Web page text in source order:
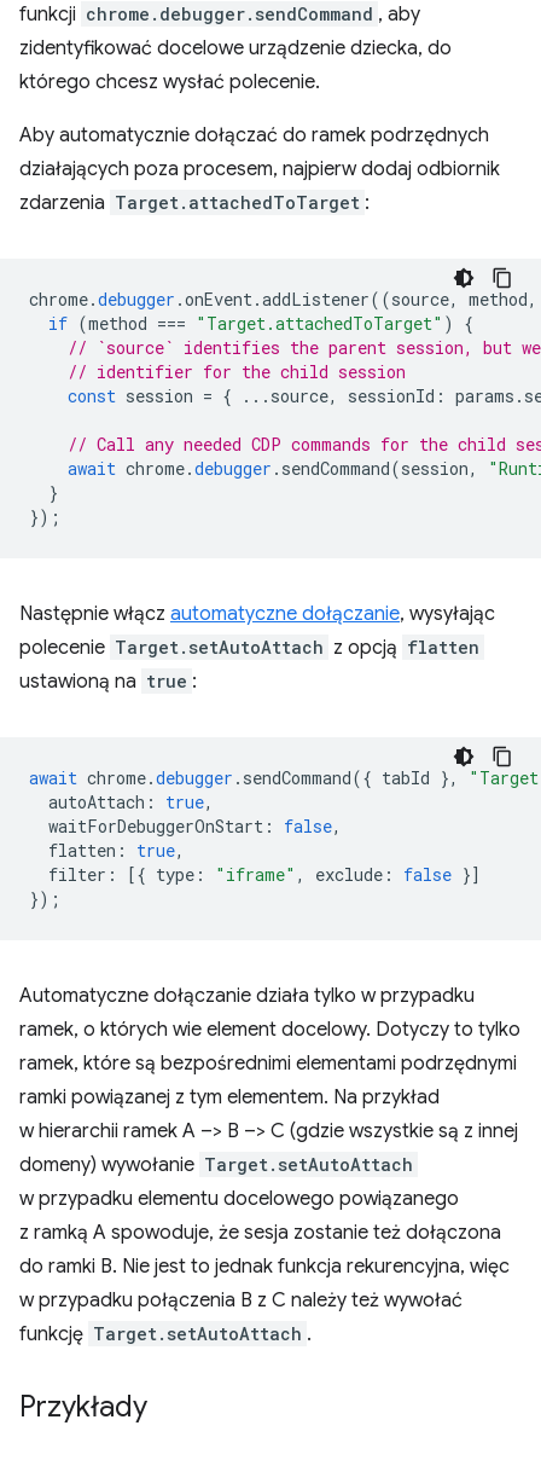
funkcji chrome.debugger.sendCommand , aby
zidentyfikować docelowe urządzenie dziecka, do
którego chcesz wysłać polecenie.
Aby automatycznie dołączać do ramek podrzędnych
działających poza procesem, najpierw dodaj odbiornik
zdarzenia Target.attachedToTarget :
chrome.debugger .onEvent.addListener((source, method,
if (method === "Target.attachedToTarget" )
{
// `source` identifies the parent session, but we
// identifier for the child session
const session = { ... source, sessionId : params .
// Call any needed CDP commands for the child
await chrome.debugger . sendCommand(session,
}
});
Następnie włącz automatyczne dołączanie, wysyłając
polecenie Target.setAutoAttach z opcją flatten
ustawioną na true :
await chrome.debugger . sendCommand({ tabId },
autoAttach : true,
waitForDebuggerOnStart : false,
flatten : true,
filter : [{ type : "iframe" , exclude : false }]
});
Automatyczne dołączanie działa tylko w przypadku
ramek, o których wie element docelowy. Dotyczy to tylko
ramek, które są bezpośrednimi elementami podrzędnymi
ramki powiązanej z tym elementem. Na przykład
w hierarchii ramek A –> B –> C (gdzie wszystkie są z innej
domeny) wywołanie Target.setAutoAttach
w przypadku elementu docelowego powiązanego
z ramką A spowoduje, że sesja zostanie też dołączona
do ramki B. Nie jest to jednak funkcja rekurencyjna, więc
w przypadku połączenia B z C należy też wywołać
funkcję Target.setAutoAttach .
Przykłady